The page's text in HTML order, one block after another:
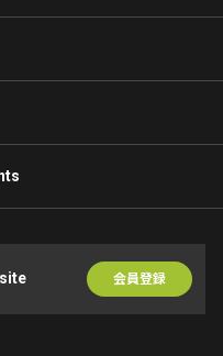
配信リリース！
念生配信で初披露した
ーサリーエキスパンショ
が 本日8月5日 配信リ
会員登録